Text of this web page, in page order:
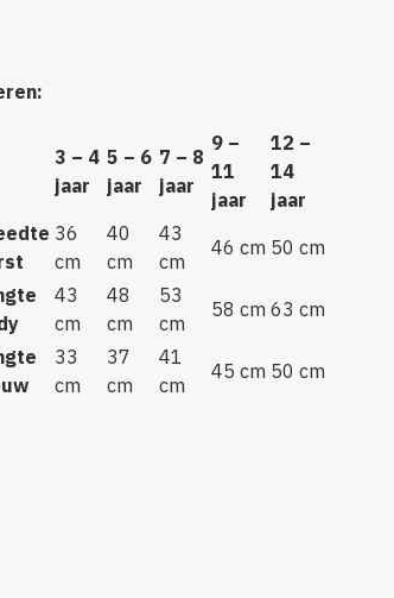
3 – 4
jaar
5 – 6
jaar
7 – 8
jaar
9 –
11
jaar
12 –
14
jaar
36
cm
40
cm
43
cm
46 cm 50 cm
43
cm
48
cm
53
cm
58 cm 63 cm
33
cm
37
cm
41
cm
45 cm 50 cm